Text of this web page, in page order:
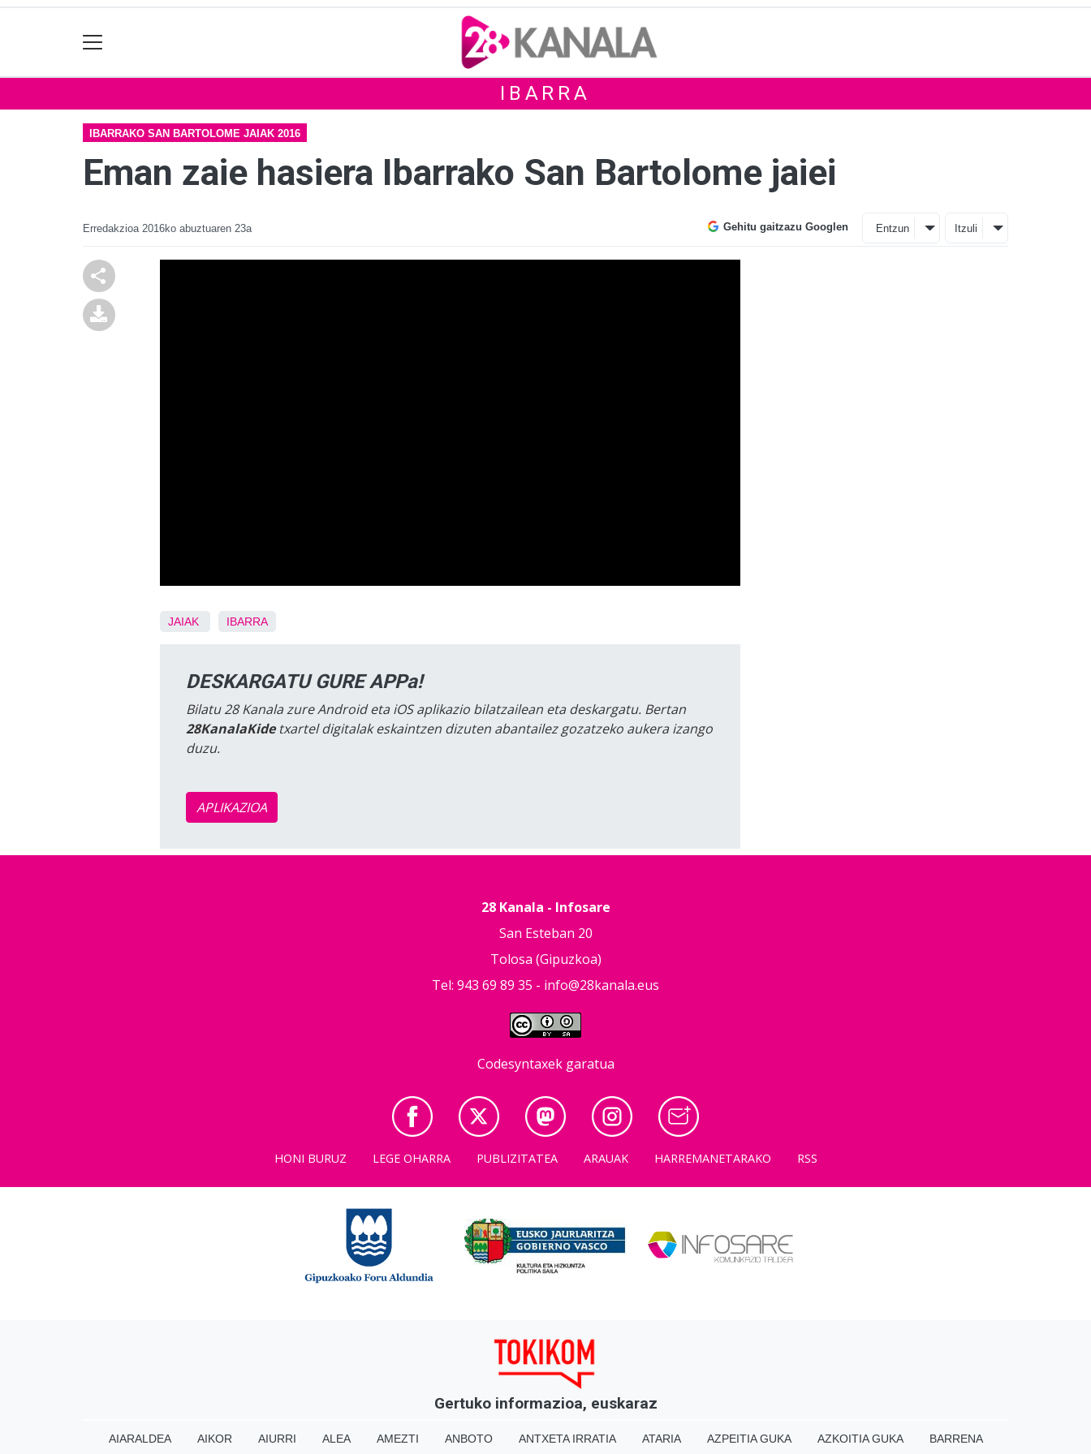
IBARRA
IBARRAKO SAN BARTOLOME JAIAK 2016
Eman zaie hasiera Ibarrako San Bartolome jaiei
Erredakzioa 2016ko abuztuaren 23a Gehitu gaitzazu Googlen Entzun Itzuli
JAIAK IBARRA
DESKARGATU GURE APPa!
Bilatu 28 Kanala zure Android eta iOS aplikazio bilatzailean eta deskargatu. Bertan
28KanalaKidetxartel digitalak eskaintzen dizuten abantailez gozatzeko aukera izango
duzu.
APLIKAZIOA
28 Kanala - Infosare
San Esteban 20
Tolosa (Gipuzkoa)
Tel: 943 69 89 35 - info@28kanala.eus
Codesyntaxek garatua
HONI BURUZ LEGE OHARRA PUBLIZITATEA ARAUAK HARREMANETARAKO RSS
Gertuko informazioa, euskaraz
AIARALDEA AIKOR AIURRI ALEA AMEZTI ANBOTO ANTXETA IRRATIA ATARIA AZPEITIA GUKA AZKOITIA GUKA BARRENA